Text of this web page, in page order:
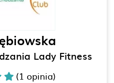
Lady Fitness
(1 opinia)